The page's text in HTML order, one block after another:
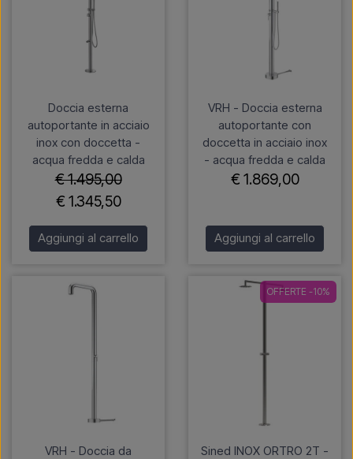
Doccia esterna
autoportante in acciaio
inox con doccetta -
acqua fredda e calda
€ 1.495,00
€ 1.345,50
Aggiungi al carrello
VRH - Doccia esterna
autoportante con
doccetta in acciaio inox
- acqua fredda e calda
€ 1.869,00
Aggiungi al carrello
VRH - Doccia da
OFFERTE -10%
Sined INOX ORTRO 2T -